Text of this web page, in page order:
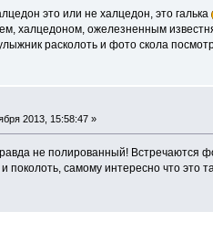
это или не халцедон, это галька
халцедоном, ожелезненным
расколоть и фото скола
2013, 15:58:47 »
не полированный! Встречаются
поколоть, самому интересно что это